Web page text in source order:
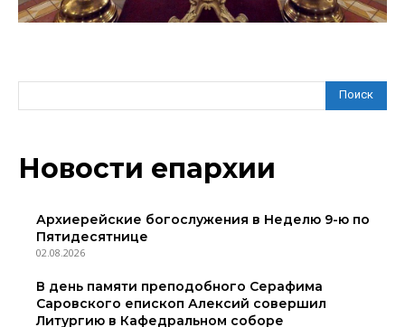
Поиск
Новости епархии
Архиерейские богослужения в Неделю 9-ю по
Пятидесятнице
02.08.2026
В день памяти преподобного Серафима
Саровского епископ Алексий совершил
Литургию в Кафедральном соборе